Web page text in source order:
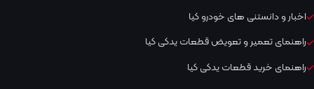
اخبار و دانستنی های خودرو کیا
راهنمای تعمیر و تعویض قطعات یدکی کیا
راهنمای خرید قطعات یدکی کیا